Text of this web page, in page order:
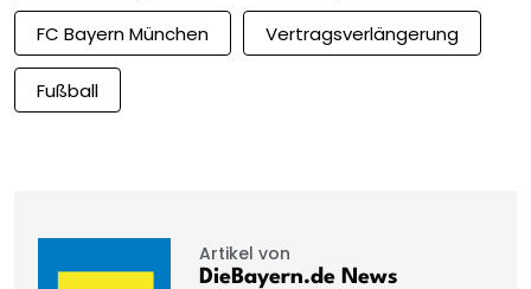
FC Bayern München Vertragsverlängerung
Fußball
Artikel von
DieBayern.de News